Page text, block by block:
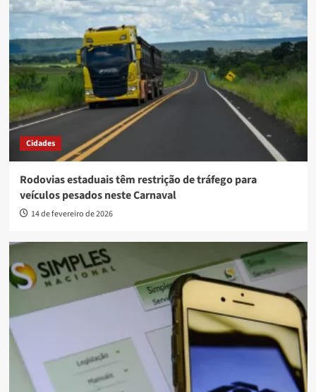
Cidades
Rodovias estaduais têm restrição de tráfego para
veículos pesados neste Carnaval
14 de fevereiro de 2026